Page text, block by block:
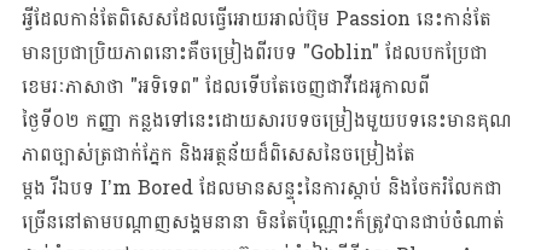
អ្វីដែលកាន់តែពិសេសដែលធ្វើអោយអាល់ប៊ុម Passion នេះកាន់តែ
មានប្រជាប្រិយភាពនោះគឺចម្រៀងពីរបទ "Goblin" ដែលបកប្រែជា
ខេមរៈភាសាថា "អទិទេព" ដែលទើបតែចេញជាវីដេអូកាលពី
ថ្ងៃទី០២ កញ្ញា កន្លងទៅនេះដោយសារបទចម្រៀងមួយបទនេះមានគុណ
ភាពច្បាស់ត្រជាក់ភ្នែក និងអត្ថន័យដ៏ពិសេសនៃចម្រៀងតែ
ម្តង រីឯបទ I’m Bored ដែលមានសន្ទុះនៃការស្តាប់ និងចែករំលែកជា
ច្រើននៅតាមបណ្តាញសង្គមនានា មិនតែប៉ុណ្ណោះក៏ត្រូវបានជាប់ចំណាត់